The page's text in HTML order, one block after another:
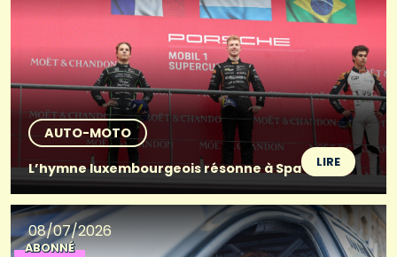
AUTO-MOTO
L’hymne luxembourgeois résonne à Spa
LIRE
08/07/2026
ABONNÉ